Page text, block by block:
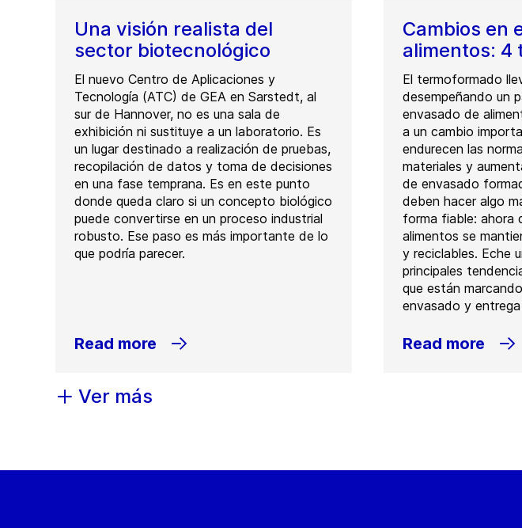
Una visión realista del
sector biotecnológico
El nuevo Centro de Aplicaciones y
Tecnología (ATC) de GEA en Sarstedt, al
sur de Hannover, no es una sala de
exhibición ni sustituye a un laboratorio. Es
un lugar destinado a realización de pruebas,
recopilación de datos y toma de decisiones
en una fase temprana. Es en este punto
donde queda claro si un concepto biológico
puede convertirse en un proceso industrial
robusto. Ese paso es más importante de lo
que podría parecer.
Read more
Cambios en
alimentos: 4
El termoformado
desempeñando un
envasado de
a un cambio
endurecen las
materiales y
de envasado
deben hacer algo
forma fiable: ahora
alimentos se
y reciclables. Eche
principales
que están
envasado y
Read more
Ver más